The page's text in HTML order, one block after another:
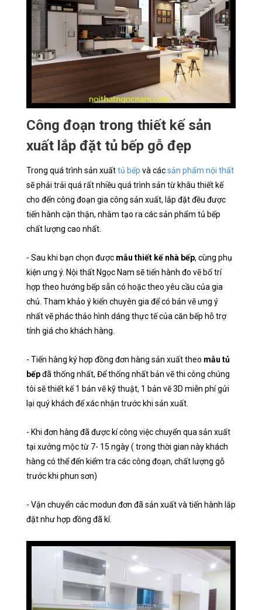
Công đoạn trong thiết kế sản
xuất lắp đặt tủ bếp gỗ đẹp
Trong quá trình sản xuấttủ bếp và cácsản phẩm nội thất
sẽ phải trải quá rất nhiều quá trình sản từ khâu thiết kế
cho đến công đoạn gia công sản xuất, lắp đặt đều được
tiến hành cận thận, nhằm tạo ra các sản phẩm tủ bếp
chất lượng cao nhất.
- Sau khi bạn chọn được mẫu thiết kế nhà bếp, cùng phụ
kiện ưng ý. Nội thất Ngọc Nam sẽ tiến hành đo vẽ bố trí
hợp theo hướng bếp sẵn có hoặc theo yêu cầu của gia
chủ. Tham khảo ý kiến chuyên gia để có bản vẽ ưng ý
nhất vẽ phác thảo hình dáng thực tế của căn bếp hỗ trợ
tính giá cho khách hàng.
- Tiến hàng ký hợp đồng đơn hàng sản xuất theo mẫu tủ
bếpđã thống nhất, Để thống nhất bản vẽ thi công chúng
tôi sẽ thiết kế 1 bản vẽ kỹ thuật, 1 bản vẽ 3D miễn phí gửi
lại quý khách để xác nhận trước khi sản xuất.
- Khi đơn hàng đã được kí công việc chuyển qua sản xuất
tại xưởng mộc từ 7- 15 ngày ( trong thời gian này khách
hàng có thể đến kiểm tra các công đoạn, chất lượng gỗ
trước khi phun sơn)
- Vận chuyển các modun đơn đã sản xuất và tiến hành lắp
đặt như hợp đồng đã kí.